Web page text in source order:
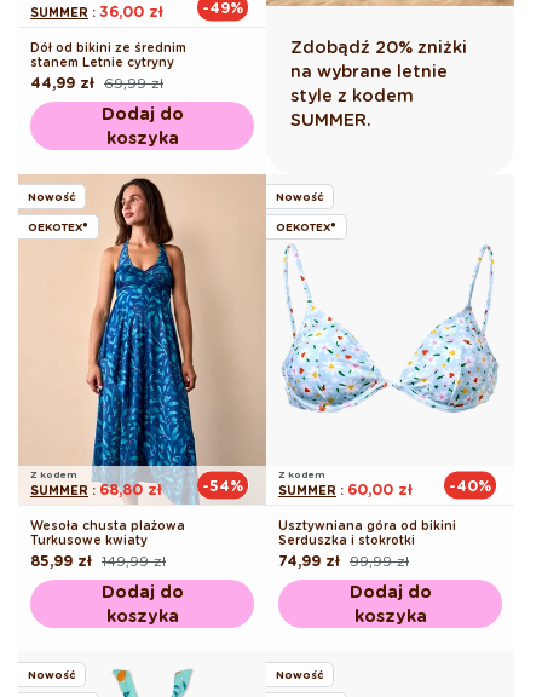
SUMMER : 36,00 zł -49%
Dół od bikini ze średnim
stanem Letnie cytryny
Cena
regularna
69,99 zł
Cena
promocyjna
44,99 zł
Dodaj do
koszyka
Zdobądź 20% zniżki
na wybrane letnie
style z kodem
SUMMER.
Nowość
OEKOTEX®
Z kodem
SUMMER : 68,80 zł -54%
Wesoła chusta plażowa
Turkusowe kwiaty
Cena
regularna
149,99 zł
Cena
promocyjna
85,99 zł
Dodaj do
koszyka
Nowość
OEKOTEX®
Z kodem
SUMMER : 60,00 zł -40%
Usztywniana góra od bikini
Serduszka i stokrotki
Cena
regularna
99,99 zł
Cena
promocyjna
74,99 zł
Dodaj do
koszyka
Nowość Nowość